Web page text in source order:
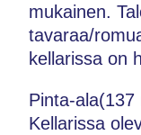
mukainen.
tavaraa/
kellarissa on
Pinta-
Kellarissa